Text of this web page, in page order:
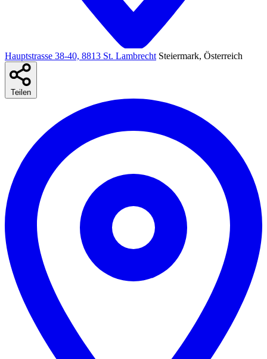
Hauptstrasse 38-40, 8813 St. Lambrecht Steiermark, Österreich
Teilen